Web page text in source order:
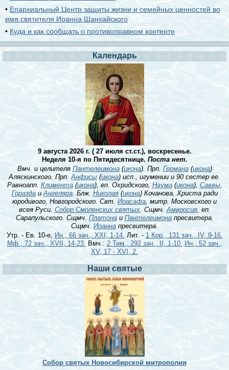
• Епархиальный Центр защиты жизни и семейных ценностей во
имя святителя Иоанна Шанхайского
• Куда и как сообщать о противоправном контенте
Календарь
9 августа 2026 г. ( 27 июля ст.ст.), воскресенье.
Неделя 10-я по Пятидесятнице. Поста нет.
Вмч. и целителя Пантелеимона(икона). Прп. Германа(икона)
Аляскинского. Прп.Анфисы (икона) исп., игумении и 90 сестер ее.
Равноапп. Климента(икона), еп. Охридского, Наума(икона), Саввы,
ГораздаиАнгеляра. Блж. Николая(икона) Кочанова, Христа ради
юродивого, Новгородского. Свт. Иоасафа, митр. Московского и
всея Руси. Собор Смоленских святых. Сщмч.Амвросия, еп.
Сарапульского. Сщмч. Платонаи Пантелеимонапресвитера.
Сщмч. Иоанна пресвитера.
Утр. - Ев. 10-е, Ин., 66 зач., XXI, 1-14. Лит. - 1 Кор., 131 зач., IV, 9-16.
Мф., 72 зач., XVII, 14-23. Вмч.: 2 Тим., 292 зач., II, 1-10. Ин., 52 зач.,
XV, 17 - XVI, 2.
Наши святые
Собор святых Новосибирской митрополии